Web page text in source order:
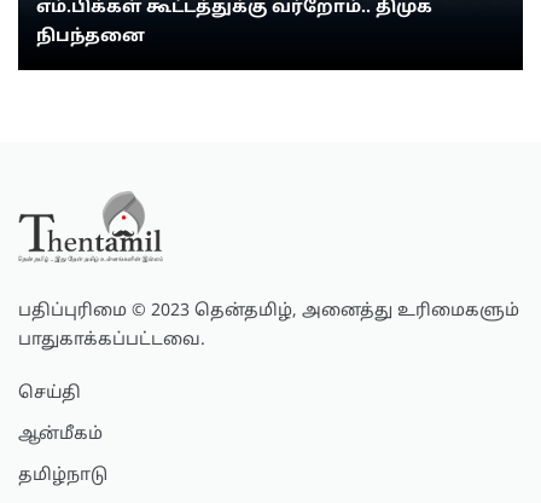
எம்.பிக்கள் கூட்டத்துக்கு வர்றோம்.. திமுக
நிபந்தனை
பதிப்புரிமை © 2023 தென்தமிழ், அனைத்து உரிமைகளும்
பாதுகாக்கப்பட்டவை.
செய்தி
ஆன்மீகம்
தமிழ்நாடு